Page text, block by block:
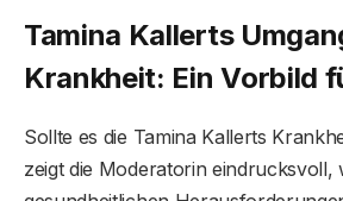
Tamina Kallerts
Krankheit: Ein Vorbild
Sollte es die Tamina Kallerts
zeigt die Moderatorin eindrucksvoll,